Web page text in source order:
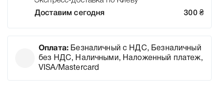
Доставим сегодня
300 ₴
Оплата: Безналичный с НДС, Безналичный
без НДС, Наличными, Наложенный платеж,
VISA/Mastercard